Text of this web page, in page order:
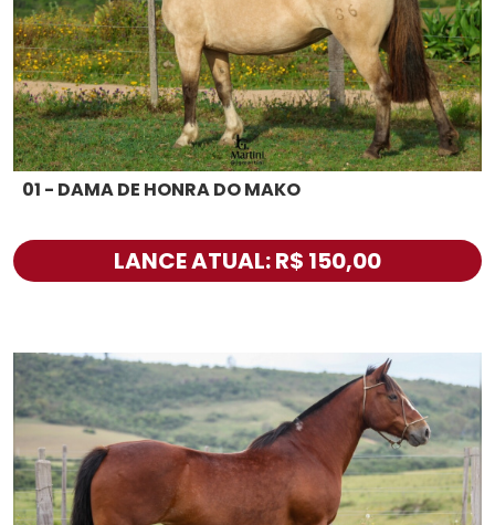
01 - DAMA DE HONRA DO MAKO
LANCE ATUAL: R$ 150,00